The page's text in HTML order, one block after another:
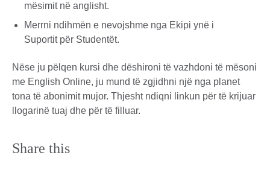
mësimit në anglisht.
Merrni ndihmën e nevojshme nga Ekipi ynë i
Suportit për Studentët.
Nëse ju pëlqen kursi dhe dëshironi të vazhdoni të mësoni
me English Online, ju mund të zgjidhni një nga planet
tona të abonimit mujor. Thjesht ndiqni linkun për të krijuar
llogarinë tuaj dhe për të filluar.
Share this